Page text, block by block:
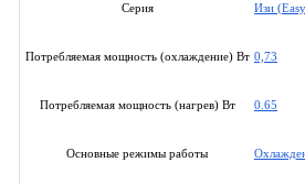
Серия Изи
Потребляемая мощность (охлаждение) Вт 0,73
Потребляемая мощность (нагрев) Вт 0.65
Основные режимы работы